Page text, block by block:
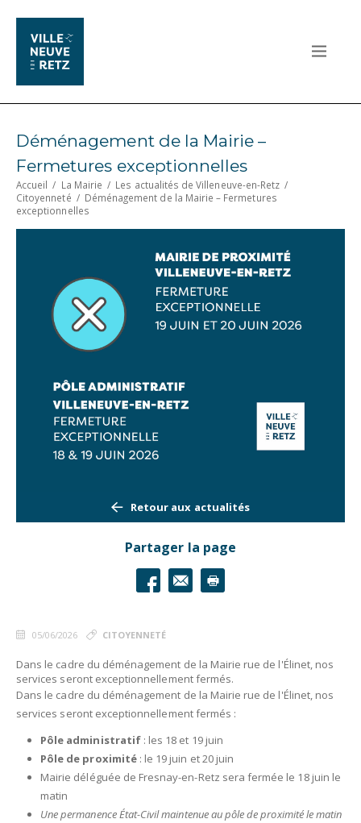
Déménagement de la Mairie –
Fermetures exceptionnelles
Accueil / La Mairie / Les actualités de Villeneuve-en-Retz /
Citoyenneté / Déménagement de la Mairie – Fermetures
exceptionnelles
05/06/2026 CITOYENNETÉ
Dans le cadre du déménagement de la Mairie rue de l'Élinet, nos
services seront exceptionnellement fermés.
Dans le cadre du déménagement de la Mairie rue de l'Élinet, nos
services seront exceptionnellement fermés :
Pôle administratif: les 18 et 19 juin
Pôle de proximité: le 19 juin et 20 juin
Mairie déléguée de Fresnay-en-Retz sera fermée le 18 juin le
matin
Une permanence État-Civil maintenue au pôle de proximité le matin
Retour aux actualités
Partager la page